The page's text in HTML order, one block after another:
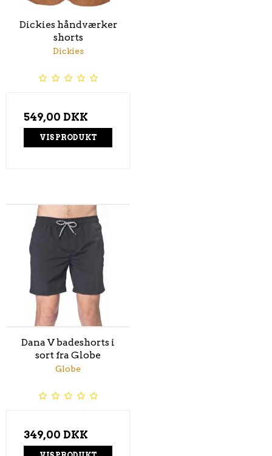
Dickies håndværker
shorts
Dickies
549,00 DKK
VIS PRODUKT
Dana V badeshorts i
sort fra Globe
Globe
349,00 DKK